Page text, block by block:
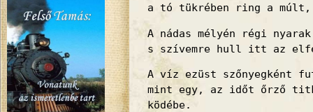
a tó tükrében ring a múlt,
A nádas mélyén régi
s szívemre hull itt az
A víz ezüst szőnyegként
mint egy, az időt őrző
ködébe.